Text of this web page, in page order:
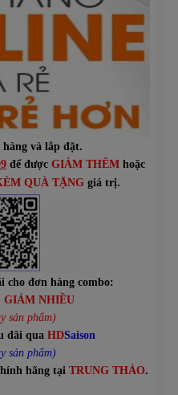
và lắp đặt.
để được GIẢM THÊMhoặc
QUÀ TẶNGgiá trị.
cho đơn hàng combo:
GIẢM NHIỀU
sản phẩm)
đãi qua HDSaison
sản phẩm)
hãng tại TRUNG THẢO.